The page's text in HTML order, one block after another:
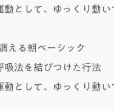
として、ゆっくり動
える朝ベーシック
吸法を結びつけた行法
として、ゆっくり動